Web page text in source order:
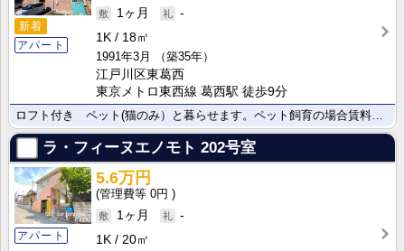
新着
アパート
1ヶ月
-
1K
18㎡
1991年3月
（築35年）
江戸川区東葛西
東京メトロ東西線 葛西駅 徒歩9分
ラ・フィーヌエノモト 202号室
アパート
5.6万円
0円
1ヶ月
-
1K
20㎡